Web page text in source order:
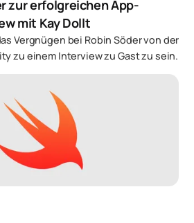
zur erfolgreichen App-
mit Kay Dollt
Vergnügen bei Robin Söder von der
zu einem Interview zu Gast zu sein.